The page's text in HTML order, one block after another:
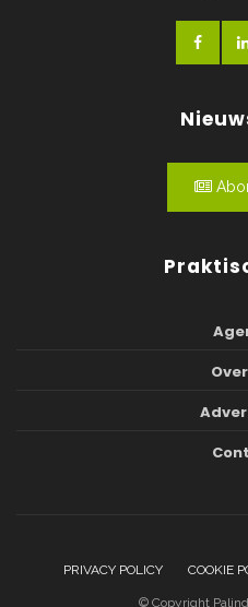
PRIVACY POLICY COOKIE
© Copyright